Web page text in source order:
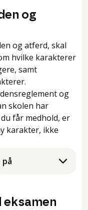
og
og atferd, skal
hvilke karakterer
samt
og
skolen har
får medhold, er
karakter, ikke
på
eksamen